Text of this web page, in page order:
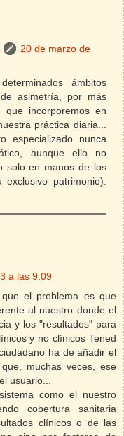
20 de marzo de
ámbitos
asimetría, por más
que incorporemos en
práctica diaria...
especializado nunca
aunque ello no
solo en manos de los
patrimonio).
a las 9:09
el problema es que
al nuestro donde el
y los "resultados" para
y no clínicos Tened
ha de añadir el
muchas veces, ese
usuario...
como el nuestro
cobertura sanitaria
clínicos o de las